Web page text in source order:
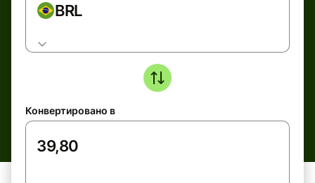
BRL
Конвертировано в